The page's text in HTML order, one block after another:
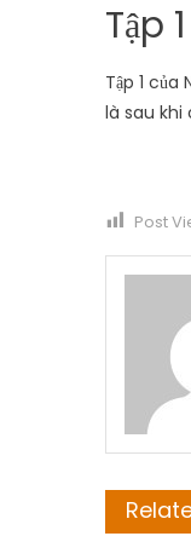
Tập
Tập 1
là sau khi
Post